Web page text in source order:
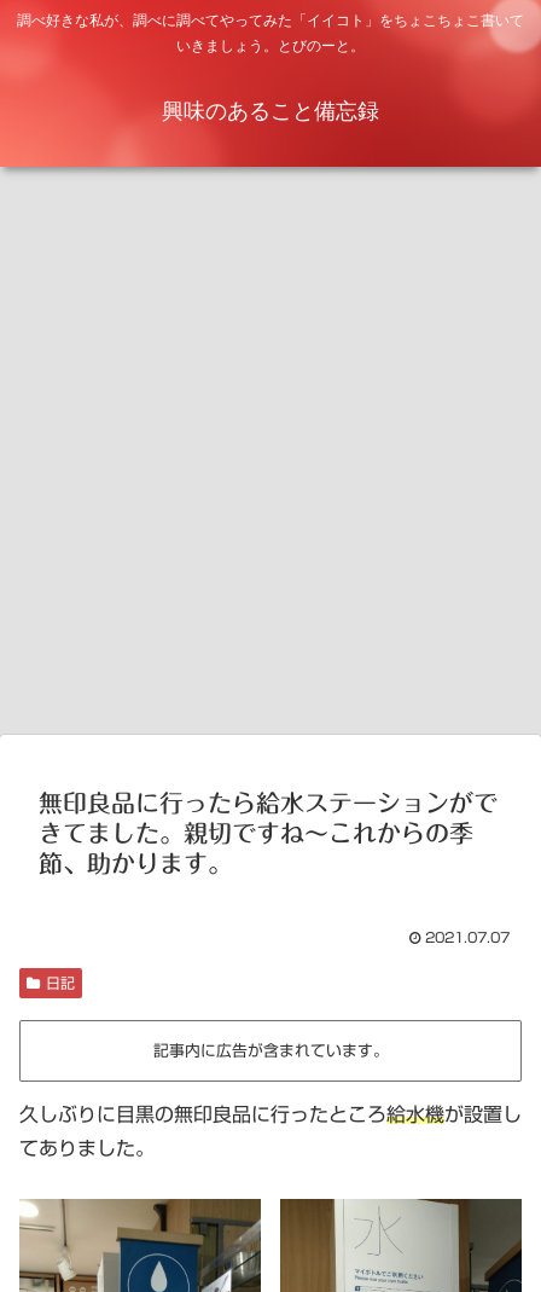
調べ好きな私が、調べに調べてやってみた「イイコト」をちょこちょこ書いて
いきましょう。とびのーと。
興味のあること備忘録
無印良品に行ったら給水ステーションがで
きてました。親切ですね～これからの季
節、助かります。
2021.07.07
日記
記事内に広告が含まれています。
久しぶりに目黒の無印良品に行ったところ給水機が設置し
てありました。